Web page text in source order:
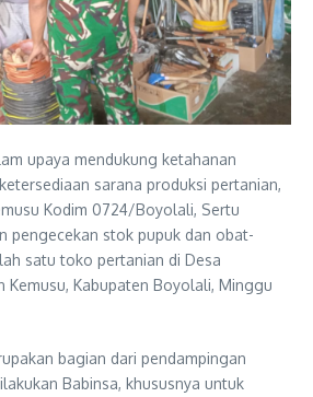
upaya mendukung ketahanan
sarana produksi pertanian,
Kodim 0724/Boyolali, Sertu
pengecekan stok pupuk dan obat-
satu toko pertanian di Desa
Kemusu, Kabupaten Boyolali, Minggu
bagian dari pendampingan
Babinsa, khususnya untuk